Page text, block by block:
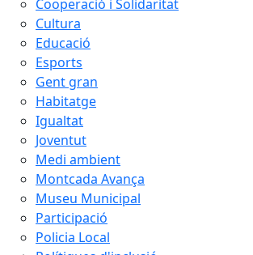
Cooperació i Solidaritat
Cultura
Educació
Esports
Gent gran
Habitatge
Igualtat
Joventut
Medi ambient
Montcada Avança
Museu Municipal
Participació
Policia Local